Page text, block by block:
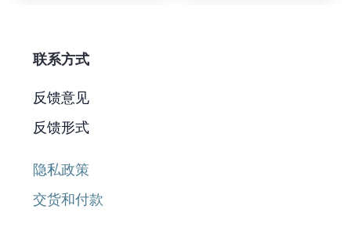
联系方式
反馈意见
反馈形式
隐私政策
交货和付款